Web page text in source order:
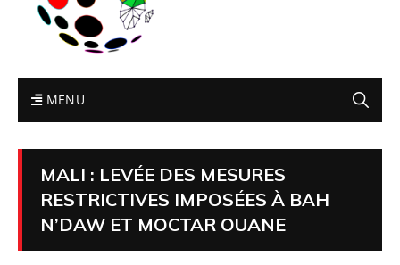
MENU
MALI : LEVÉE DES MESURES
RESTRICTIVES IMPOSÉES À BAH
N’DAW ET MOCTAR OUANE